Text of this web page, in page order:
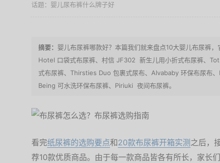
婴儿尿布裤什么牌子好
婴儿布尿裤哪款好？本篇我们就来盘点10大婴儿布尿裤
Hotel 口袋式布尿裤、村信 JF302 新生儿用小折式布尿裤、
式布尿裤、Thirsties Duo 包裹式尿布、Alvababy 环保布尿布
Being 可水洗环保布尿裤、Piriuki 夜间布尿裤。
看完纸尿裤的选购要点和20款布尿裤开箱实测 之后，
荐10款优质商品。由于每一款商品皆各有所长，家长